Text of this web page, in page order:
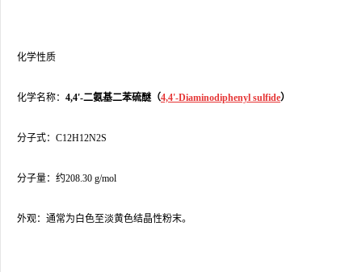
化学性质
化学名称： 4,4'-二氨基二苯硫醚（4,4'-Diaminodiphenyl sulfide）
分子式：C12H12N2S
分子量：约208.30 g/mol
外观：通常为白色至淡黄色结晶性粉末。